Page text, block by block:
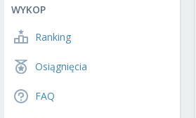
WYKOP
Ranking
Osiągnięcia
FAQ